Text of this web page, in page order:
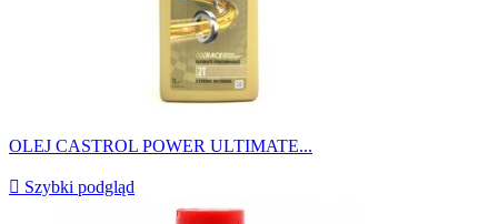
OLEJ CASTROL POWER ULTIMATE...
 Szybki podgląd